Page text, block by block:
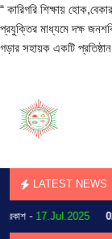
“ কারিগরি শিক্ষায়
প্রযুক্তির মাধ্যমে দক্ষ
গড়ার সহায়ক একটি প্রতিষ্ঠান
LATEST NEWS
-17.Jul.2025 02.